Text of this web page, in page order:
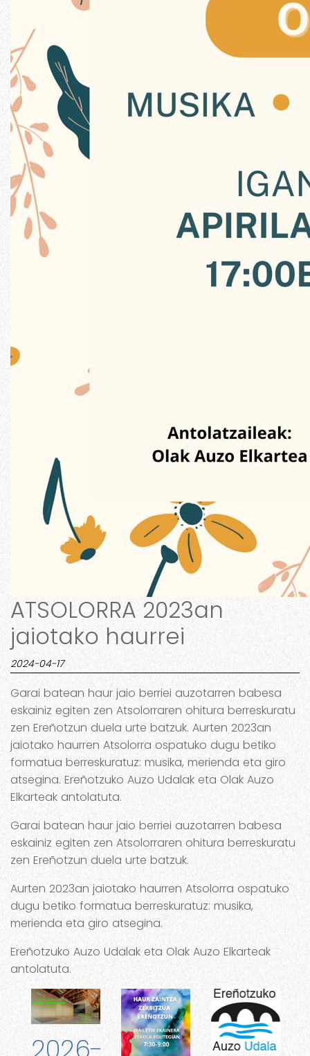
ATSOLORRA 2023an
jaiotako haurrei
2024-04-17
Garai batean haur jaio berriei auzotarren babesa
eskainiz egiten zen Atsolorraren ohitura berreskuratu
zen Ereñotzun duela urte batzuk. Aurten 2023an
jaiotako haurren Atsolorra ospatuko dugu betiko
formatua berreskuratuz: musika, merienda eta giro
atsegina. Ereñotzuko Auzo Udalak eta Olak Auzo
Elkarteak antolatuta.
Garai batean haur jaio berriei auzotarren babesa
eskainiz egiten zen Atsolorraren ohitura berreskuratu
zen Ereñotzun duela urte batzuk.
Aurten 2023an jaiotako haurren Atsolorra ospatuko
dugu betiko formatua berreskuratuz: musika,
merienda eta giro atsegina.
Ereñotzuko Auzo Udalak eta Olak Auzo Elkarteak
antolatuta.